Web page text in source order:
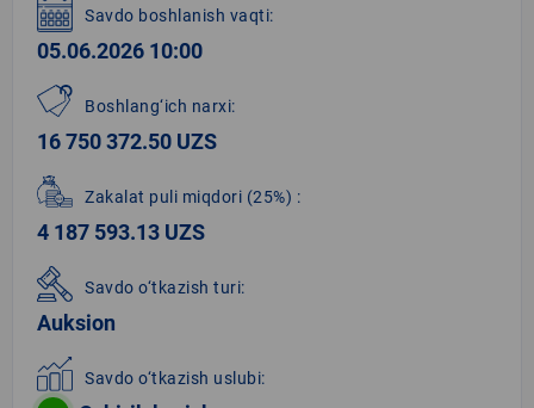
Savdo boshlanish vaqti:
05.06.2026 10:00
Boshlang‘ich narxi:
16 750 372.50 UZS
Zakalat puli miqdori (25%) :
4 187 593.13 UZS
Savdo o‘tkazish turi:
Auksion
Savdo o‘tkazish uslubi: